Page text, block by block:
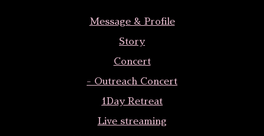
Message & Profile
Story
Concert
- Outreach Concert
1Day Retreat
Live streaming